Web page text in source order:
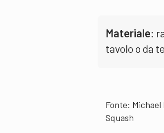
Materiale:
tavolo o da
Fonte: Michael
Squash